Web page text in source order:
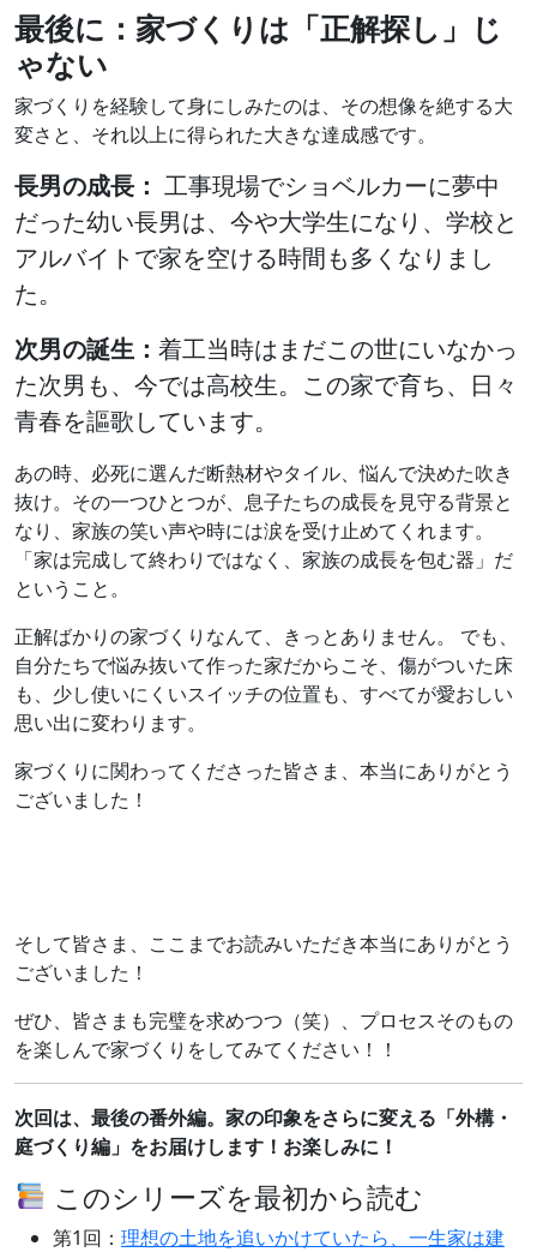
最後に：家づくりは「正解探し」じ
ゃない
家づくりを経験して身にしみたのは、その想像を絶する大
変さと、それ以上に得られた大きな達成感です。
長男の成長： 工事現場でショベルカーに夢中
だった幼い長男は、今や大学生になり、学校と
アルバイトで家を空ける時間も多くなりまし
た。
次男の誕生： 着工当時はまだこの世にいなかっ
た次男も、今では高校生。この家で育ち、日々
青春を謳歌しています。
あの時、必死に選んだ断熱材やタイル、悩んで決めた吹き
抜け。その一つひとつが、息子たちの成長を見守る背景と
なり、家族の笑い声や時には涙を受け止めてくれます。
「家は完成して終わりではなく、家族の成長を包む器」だ
ということ。
正解ばかりの家づくりなんて、きっとありません。 でも、
自分たちで悩み抜いて作った家だからこそ、傷がついた床
も、少し使いにくいスイッチの位置も、すべてが愛おしい
思い出に変わります。
家づくりに関わってくださった皆さま、本当にありがとう
ございました！
そして皆さま、ここまでお読みいただき本当にありがとう
ございました！
ぜひ、皆さまも完璧を求めつつ（笑）、プロセスそのもの
を楽しんで家づくりをしてみてください！！
次回は、最後の番外編。家の印象をさらに変える「外構・
庭づくり編」をお届けします！お楽しみに！
このシリーズを最初から読む
第1回： 理想の土地を追いかけていたら、一生家は建